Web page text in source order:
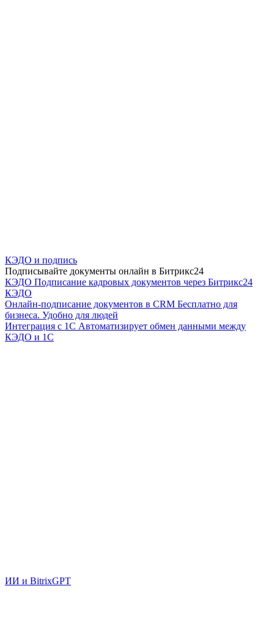
КЭДО и подпись
Подписывайте документы онлайн в Битрикс24
КЭДО Подписание кадровых документов через Битрикс24
КЭДО
Онлайн-подписание документов в CRM Бесплатно для
бизнеса. Удобно для людей
Интеграция с 1С Автоматизирует обмен данными между
КЭДО и 1С
ИИ и BitrixGPT